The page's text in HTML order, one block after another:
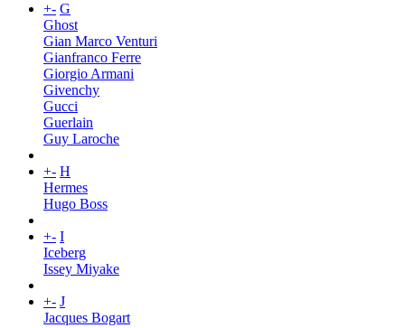
+- G
Ghost
Gian Marco Venturi
Gianfranco Ferre
Giorgio Armani
Givenchy
Gucci
Guerlain
Guy Laroche
+- H
Hermes
Hugo Boss
+- I
Iceberg
Issey Miyake
+- J
Jacques Bogart